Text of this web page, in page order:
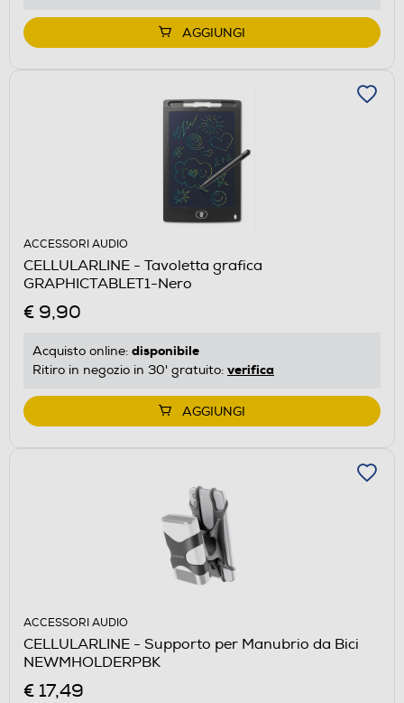
AGGIUNGI
ACCESSORI AUDIO
CELLULARLINE - Tavoletta grafica
GRAPHICTABLET1-Nero
€ 9,90
Acquisto online: disponibile
Ritiro in negozio in 30' gratuito: verifica
AGGIUNGI
ACCESSORI AUDIO
CELLULARLINE - Supporto per Manubrio da Bici
NEWMHOLDERPBK
€ 17,49